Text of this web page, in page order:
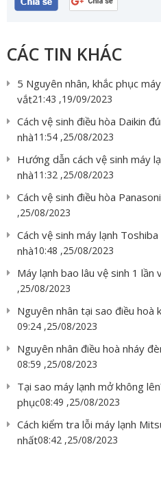
CÁC TIN KHÁC
5 Nguyên nhân, khắc phục
vắt21:43 ,19/09/2023
Cách vệ sinh điều hòa Daikin
nhà11:54 ,25/08/2023
Hướng dẫn cách vệ sinh máy
nhà11:32 ,25/08/2023
Cách vệ sinh điều hòa
,25/08/2023
Cách vệ sinh máy lạnh
nhà10:48 ,25/08/2023
Máy lạnh bao lâu vệ sinh 1 lần
,25/08/2023
Nguyên nhân tại sao điều hoà
09:24 ,25/08/2023
Nguyên nhân điều hoà nháy
08:59 ,25/08/2023
Tại sao máy lạnh mở không
phục08:49 ,25/08/2023
Cách kiểm tra lỗi máy lạnh
nhất08:42 ,25/08/2023